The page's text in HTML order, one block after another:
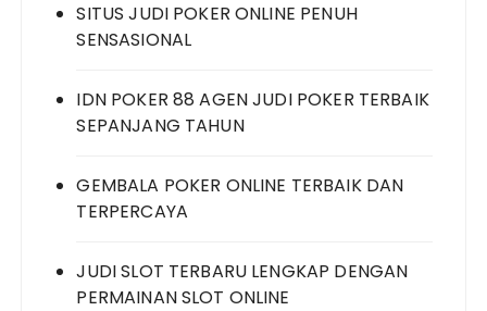
SITUS JUDI POKER ONLINE PENUH
SENSASIONAL
IDN POKER 88 AGEN JUDI POKER TERBAIK
SEPANJANG TAHUN
GEMBALA POKER ONLINE TERBAIK DAN
TERPERCAYA
JUDI SLOT TERBARU LENGKAP DENGAN
PERMAINAN SLOT ONLINE